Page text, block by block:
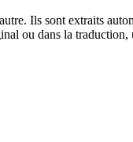
Ils sont extraits
ou dans la